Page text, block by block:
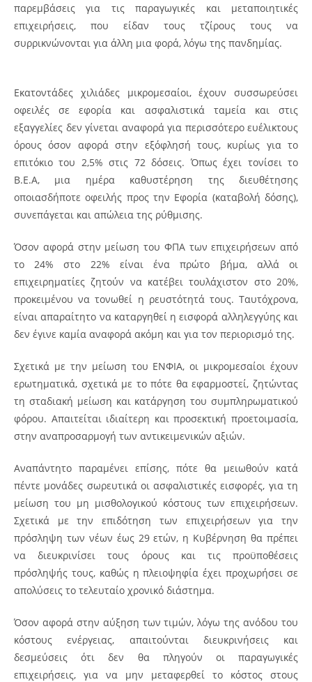
παρεμβάσεις για τις παραγωγικές και μεταποιητικές
επιχειρήσεις, που είδαν τους τζίρους τους να
συρρικνώνονται για άλλη μια φορά, λόγω της πανδημίας.
Εκατοντάδες χιλιάδες μικρομεσαίοι, έχουν συσσωρεύσει
οφειλές σε εφορία και ασφαλιστικά ταμεία και στις
εξαγγελίες δεν γίνεται αναφορά για περισσότερο ευέλικτους
όρους όσον αφορά στην εξόφλησή τους, κυρίως για το
επιτόκιο του 2,5% στις 72 δόσεις. Όπως έχει τονίσει το
Β.Ε.Α, μια ημέρα καθυστέρηση της διευθέτησης
οποιασδήποτε οφειλής προς την Εφορία (καταβολή δόσης),
συνεπάγεται και απώλεια της ρύθμισης.
Όσον αφορά στην μείωση του ΦΠΑ των επιχειρήσεων από
το 24% στο 22% είναι ένα πρώτο βήμα, αλλά οι
επιχειρηματίες ζητούν να κατέβει τουλάχιστον στο 20%,
προκειμένου να τονωθεί η ρευστότητά τους. Ταυτόχρονα,
είναι απαραίτητο να καταργηθεί η εισφορά αλληλεγγύης και
δεν έγινε καμία αναφορά ακόμη και για τον περιορισμό της.
Σχετικά με την μείωση του ΕΝΦΙΑ, οι μικρομεσαίοι έχουν
ερωτηματικά, σχετικά με το πότε θα εφαρμοστεί, ζητώντας
τη σταδιακή μείωση και κατάργηση του συμπληρωματικού
φόρου. Απαιτείται ιδιαίτερη και προσεκτική προετοιμασία,
στην αναπροσαρμογή των αντικειμενικών αξιών.
Αναπάντητο παραμένει επίσης, πότε θα μειωθούν κατά
πέντε μονάδες σωρευτικά οι ασφαλιστικές εισφορές, για τη
μείωση του μη μισθολογικού κόστους των επιχειρήσεων.
Σχετικά με την επιδότηση των επιχειρήσεων για την
πρόσληψη των νέων έως 29 ετών, η Κυβέρνηση θα πρέπει
να διευκρινίσει τους όρους και τις προϋποθέσεις
πρόσληψής τους, καθώς η πλειοψηφία έχει προχωρήσει σε
απολύσεις το τελευταίο χρονικό διάστημα.
Όσον αφορά στην αύξηση των τιμών, λόγω της ανόδου του
κόστους ενέργειας, απαιτούνται διευκρινήσεις και
δεσμεύσεις ότι δεν θα πληγούν οι παραγωγικές
επιχειρήσεις, για να μην μεταφερθεί το κόστος στους